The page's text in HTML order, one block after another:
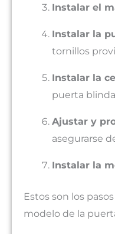
Instalar el
Instalar la
tornillos
Instalar la
puerta
Ajustar y
asegurarse
Instalar la
Estos son los
modelo de la